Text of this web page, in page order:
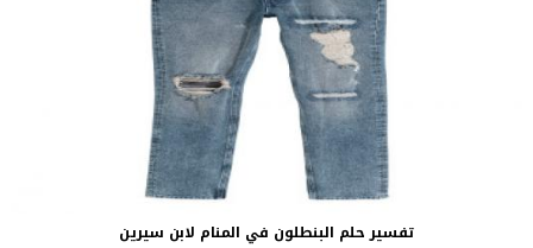
تفسير حلم البنطلون في المنام لابن سيرين